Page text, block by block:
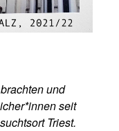
und
seit
Triest.